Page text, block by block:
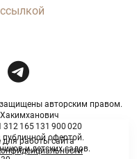
защищены авторским правом.
165 131 900 020
публичной офертой.
и детских садов.
работы сайта